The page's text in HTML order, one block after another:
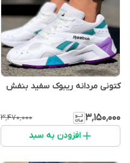
کتونی مردانه ریبوک سفید بنفش
۳٬۱۵۰٬۰۰۰ ۳٬۴۷۰٬۰۰۰
افزودن به سبد